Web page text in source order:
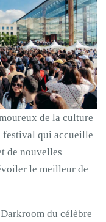
de la culture
festival qui accueille
de nouvelles
le meilleur de
du célèbre